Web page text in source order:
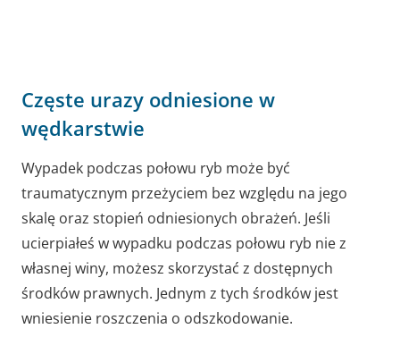
Częste urazy odniesione w
wędkarstwie
Wypadek podczas połowu ryb może być
traumatycznym przeżyciem bez względu na jego
skalę oraz stopień odniesionych obrażeń. Jeśli
ucierpiałeś w wypadku podczas połowu ryb nie z
własnej winy, możesz skorzystać z dostępnych
środków prawnych. Jednym z tych środków jest
wniesienie roszczenia o odszkodowanie.